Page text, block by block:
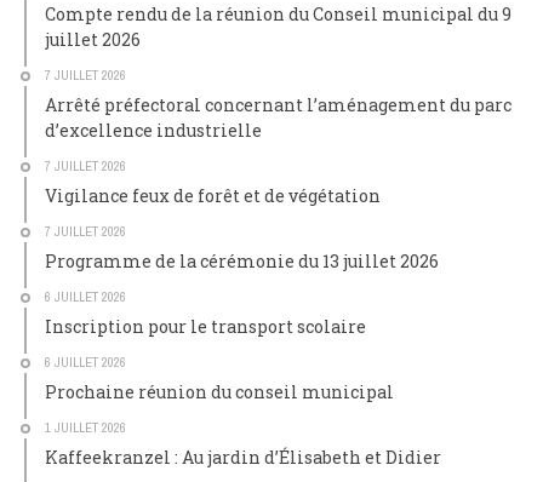
Compte rendu de la réunion du Conseil municipal du 9
juillet 2026
7 JUILLET 2026
Arrêté préfectoral concernant l’aménagement du parc
d’excellence industrielle
7 JUILLET 2026
Vigilance feux de forêt et de végétation
7 JUILLET 2026
Programme de la cérémonie du 13 juillet 2026
6 JUILLET 2026
Inscription pour le transport scolaire
6 JUILLET 2026
Prochaine réunion du conseil municipal
1 JUILLET 2026
Kaffeekranzel : Au jardin d’Élisabeth et Didier